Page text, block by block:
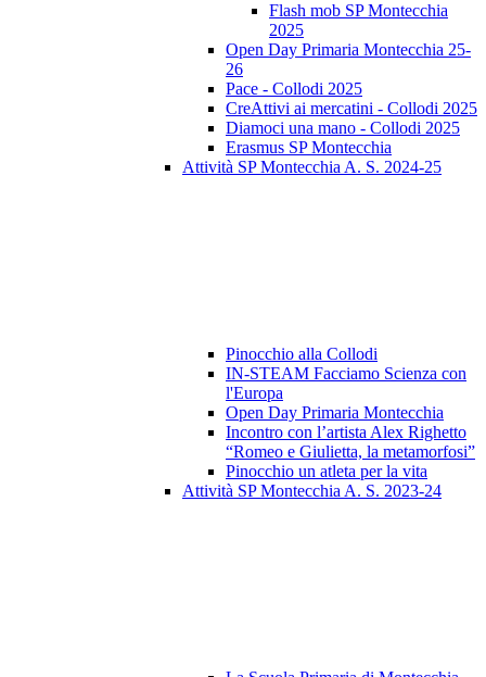
Flash mob SP Montecchia
2025
Open Day Primaria Montecchia 25-
26
Pace - Collodi 2025
CreAttivi ai mercatini - Collodi 2025
Diamoci una mano - Collodi 2025
Erasmus SP Montecchia
Attività SP Montecchia A. S. 2024-25
Pinocchio alla Collodi
IN-STEAM Facciamo Scienza con
l'Europa
Open Day Primaria Montecchia
Incontro con l’artista Alex Righetto
“Romeo e Giulietta, la metamorfosi”
Pinocchio un atleta per la vita
Attività SP Montecchia A. S. 2023-24